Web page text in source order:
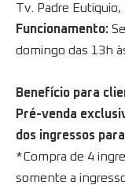
Tv. Padre
Funcionamento:
domingo das 13h
Benefício para
Pré-venda
dos ingressos
*Compra de 4
somente a